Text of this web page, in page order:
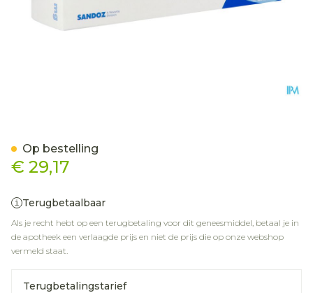
€ 29,17
Terugbetaalbaar
Als je recht hebt op een terugbetaling voor dit geneesmiddel, betaal je in
de apotheek een verlaagde prijs en niet de prijs die op onze webshop
vermeld staat.
Terugbetalingstarief
Op bestelling